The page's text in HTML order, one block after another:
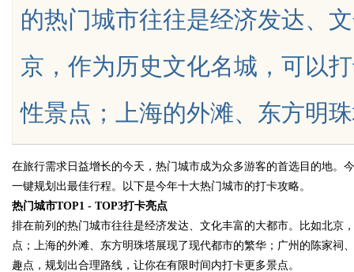
的热门城市往往是经济发达、
京，作为历史文化名城，可以
性景点；上海的外滩、东方明
在旅行需求日益增长的今天，热门城市成为众多游客的首选目的地。
一键规划出最佳行程。以下是今年十大热门城市的打卡攻略。
热门城市TOP1 - TOP3打卡亮点
排在前列的热门城市往往是经济发达、文化丰富的大都市。比如北京
点；上海的外滩、东方明珠塔展现了现代都市的繁华；广州的陈家祠
趣点，规划出合理路线，让你在有限时间内打卡更多景点。